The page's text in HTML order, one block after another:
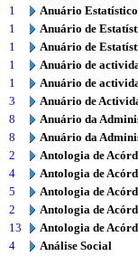
1
Anuário
1
Anuário de
1
Anuário de
1
Anuário de
1
Anuário de
3
Anuário de
8
Anuário da
8
Anuário da
2
Antologia de
4
Antologia de
5
Antologia de
2
Antologia de
13
Antologia de
4
Análise Social